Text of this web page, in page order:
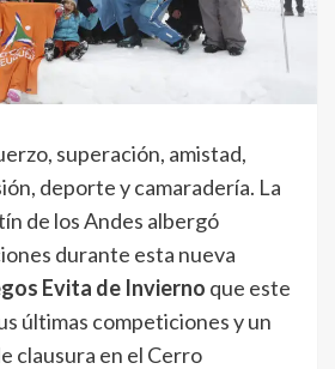
superación, amistad,
deporte y camaradería. La
de los Andes albergó
durante esta nueva
Evita de Invierno que este
últimas competiciones y un
clausura en el Cerro